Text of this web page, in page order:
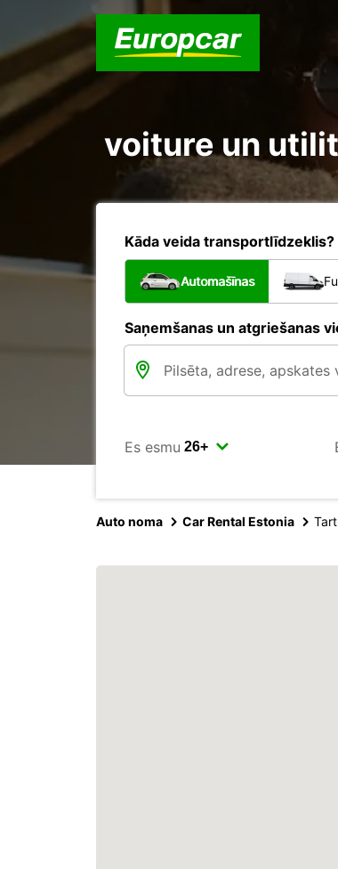
voiture un
Kāda veida transportlīdzeklis?
Automašīnas
Saņemšanas un atgriešanas
Es esmu
Auto noma Car Rental Estonia